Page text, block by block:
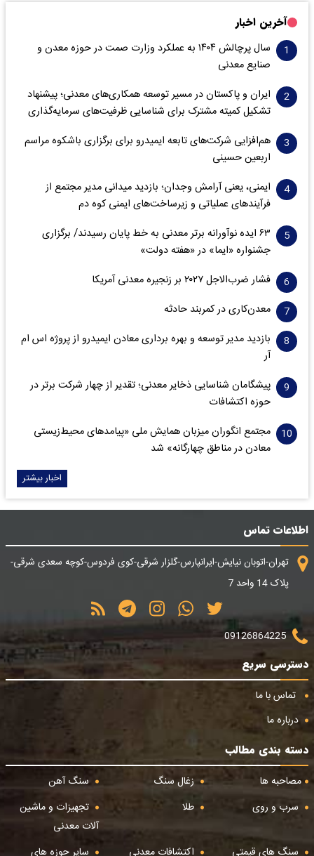
آخرین اخبار
سال پرچالش ۱۴۰۴ به عملکرد وزارت صمت در حوزه معدن و
صنایع معدنی
ایران و پاکستان در مسیر توسعه همکاری‌های معدنی؛ پیشنهاد
تشکیل کمیته مشترک برای شناسایی ظرفیت‌های سرمایه‌گذاری
هم‌افزایی شرکت‌های تابعه ایمیدرو برای برگزاری باشکوه مراسم
اربعین حسینی
ایمنی، یعنی آرامش وجدان؛ بازدید میدانی مدیر مجتمع از
فرآیندهای عملیاتی و زیرساخت‌های ایمنی کوه دم
۶۳ ایده نوآورانه برتر معدنی به خط پایان رسیدند/ برگزاری
جشنواره «ایما» در «هفته دولت»
فشار ضرب‌الاجل ۲۰۲۷ بر زنجیره معدنی آمریکا
معدن‌کاری در کمربند حادثه
بازدید مدیر توسعه و بهره برداری معادن ایمیدرو از پروژه اس ام
آر
پیشگامان شناسایی ذخایر معدنی؛ تقدیر از چهار شرکت برتر در
حوزه اکتشافات‌
مجتمع انگوران میزبان همایش ملی «پیامدهای محیط‌زیستی
معادن در مناطق چهارگانه» شد
اخبار بیشتر
اطلاعات تماس
تهران-اتوبان نیایش-ایرانپارس-گلزار شرقی-کوی فردوس-کوچه سعدی شرقی-
پلاک 14 واحد 7
09126864225
دسترسی سریع
تماس با ما
درباره ما
دسته بندی مطالب
مصاحبه ها
زغال سنگ
سنگ آهن
سرب و روی
طلا
تجهیزات و ماشین
آلات معدنی
سنگ های قیمتی
اکتشافات معدنی سایر حوزه های